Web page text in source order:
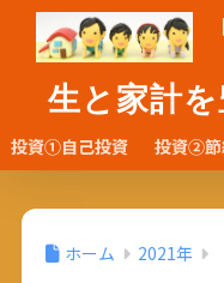
生と家計
投資①自己投資 投資②節
ホーム 2021年